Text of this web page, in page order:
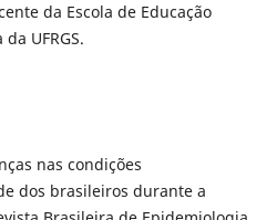
da Escola de Educação
UFRGS.
nas condições
dos brasileiros durante a